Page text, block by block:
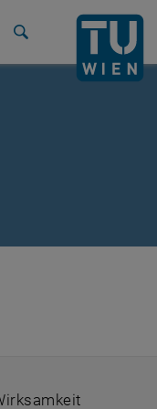
URL in